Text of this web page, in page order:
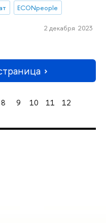
ECONpeople
2 декабря 2023
8 9 10 11 12